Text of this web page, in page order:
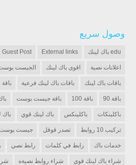
وصول سريع
edu باك لينك External links
Guest Post
اعلانات نصية اقوى باك لينك الجيست
باقات باك لينك باقات باك لينك فرعية باقة 71
باقة 90 باقة 100 باقة جيست بوست
باكلينكات باكلينكس باك لينك قوي باك
تركيب 10 روابط تصدر قوقل جيست
خدمات باك رابط في كلمات رابط نصي
شراء باك لينك قوي شراء روابط نصيةه